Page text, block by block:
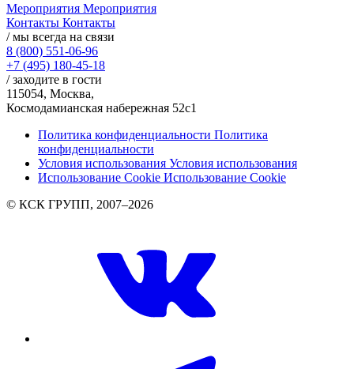
Мероприятия Мероприятия
Контакты Контакты
/ мы всегда на связи
8 (800) 551-06-96
+7 (495) 180-45-18
/ заходите в гости
115054, Москва,
Космодамианская набережная 52с1
Политика конфиденциальности Политика
конфиденциальности
Условия использования Условия использования
Использование Cookie Использование Cookie
© КСК ГРУПП, 2007–2026